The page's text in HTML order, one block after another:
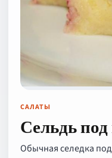
САЛАТЫ
Сельдь
Обычная селедка